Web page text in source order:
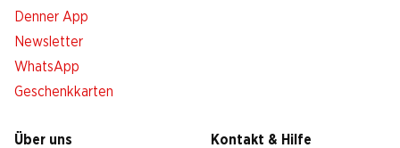
Denner App
Newsletter
WhatsApp
Geschenkkarten
Über uns
Kontakt & Hilfe